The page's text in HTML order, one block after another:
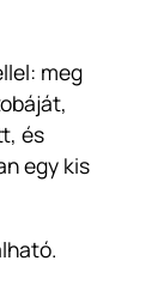
meg
és
egy kis